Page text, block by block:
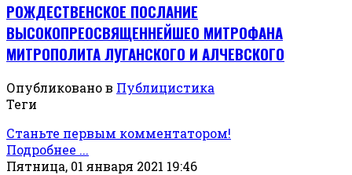
РОЖДЕСТВЕНСКОЕ ПОСЛАНИЕ
ВЫСОКОПРЕОСВЯЩЕННЕЙШЕО МИТРОФАНА
МИТРОПОЛИТА ЛУГАНСКОГО И АЛЧЕВСКОГО
Опубликовано в Публицистика
Теги
Станьте первым комментатором!
Подробнее ...
Пятница, 01 января 2021 19:46